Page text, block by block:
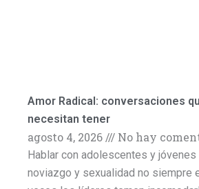
Amor Radical: conversaciones
necesitan tener
agosto 4, 2026 No hay
Hablar con adolescentes y jóvenes
noviazgo y sexualidad no siempre